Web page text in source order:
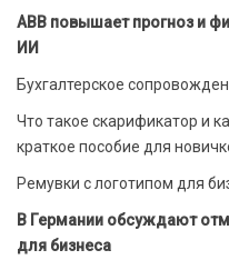
ABB повышает прогноз и
ИИ
Бухгалтерское
Что такое скарификатор и
краткое пособие для
Ремувки с логотипом для
В Германии обсуждают
для бизнеса